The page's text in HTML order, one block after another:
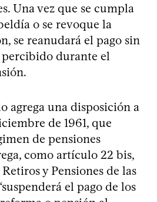
Una vez que se cumpla
o se revoque la
se reanudará el pago sin
durante el
agrega una disposición a
de 1961, que
de pensiones
como artículo 22 bis,
y Pensiones de las
el pago de los